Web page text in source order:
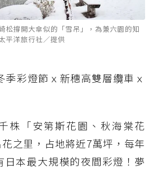
松撐開大傘似的「雪吊」，為兼六園的知
洋旅行社／提供
彩燈節ｘ新穗高雙層纜車ｘ
株「安第斯花園、秋海棠花
之里，占地將近7萬坪，每年
日本最大規模的夜間彩燈！夢